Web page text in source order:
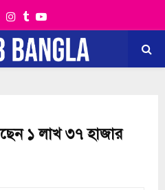
Instagram
TumblrYoutube
১ লাখ ৩৭ হাজার